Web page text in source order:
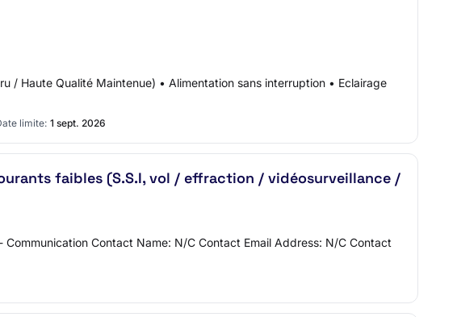
/ Haute Qualité Maintenue) • Alimentation sans interruption • Eclairage
limite: 1 sept. 2026
faibles (S.S.I, vol / effraction / vidéosurveillance /
Contact Name: N/C Contact Email Address: N/C Contact